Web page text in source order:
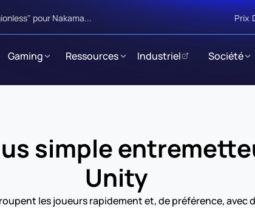
pour Nakama... Prix
Gaming Ressources Industriel Société
simple
Unity
les joueurs rapidement et, de préférence, avec